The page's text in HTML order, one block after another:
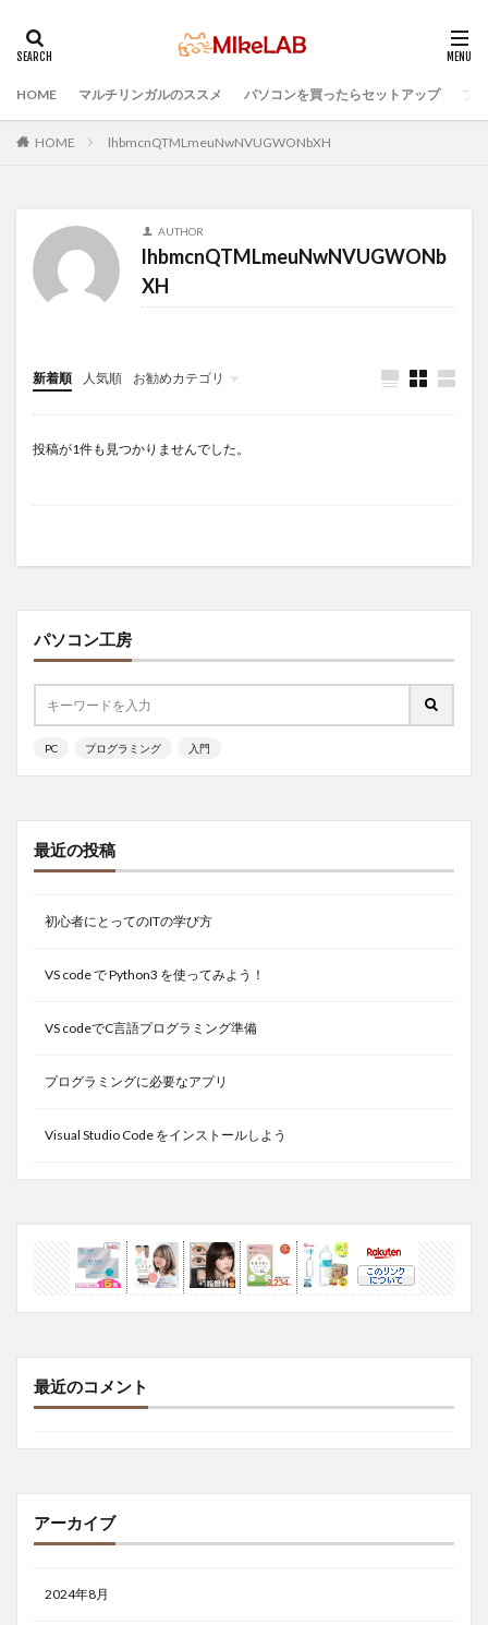
HOME マルチリンガルのススメ パソコンを買ったらセットアップ プ
HOME lhbmcnQTMLmeuNwNVUGWONbXH
AUTHOR
lhbmcnQTMLmeuNwNVUGWONb
XH
新着順 人気順 お勧めカテゴリ
Infomation
投稿が1件も見つかりませんでした。
パソコン工房
PC プログラミング 入門
最近の投稿
初心者にとってのITの学び方
VS code で Python3 を使ってみよう！
VS codeでC言語プログラミング準備
プログラミングに必要なアプリ
Visual Studio Code をインストールしよう
最近のコメント
アーカイブ
2024年8月
タグ
ブラインドタッチ PC選択
ウィルス対策
インストール
初心者
プログラミング言語